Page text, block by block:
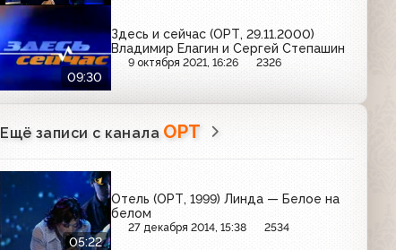
09:30
Здесь и сейчас (ОРТ, 29.11.2000)
Владимир Елагин и Сергей Степашин
9 октября 2021, 16:26 2326
Ещё записи с канала ОРТ
05:22
Отель (ОРТ, 1999) Линда — Белое на
белом
27 декабря 2014, 15:38 2534